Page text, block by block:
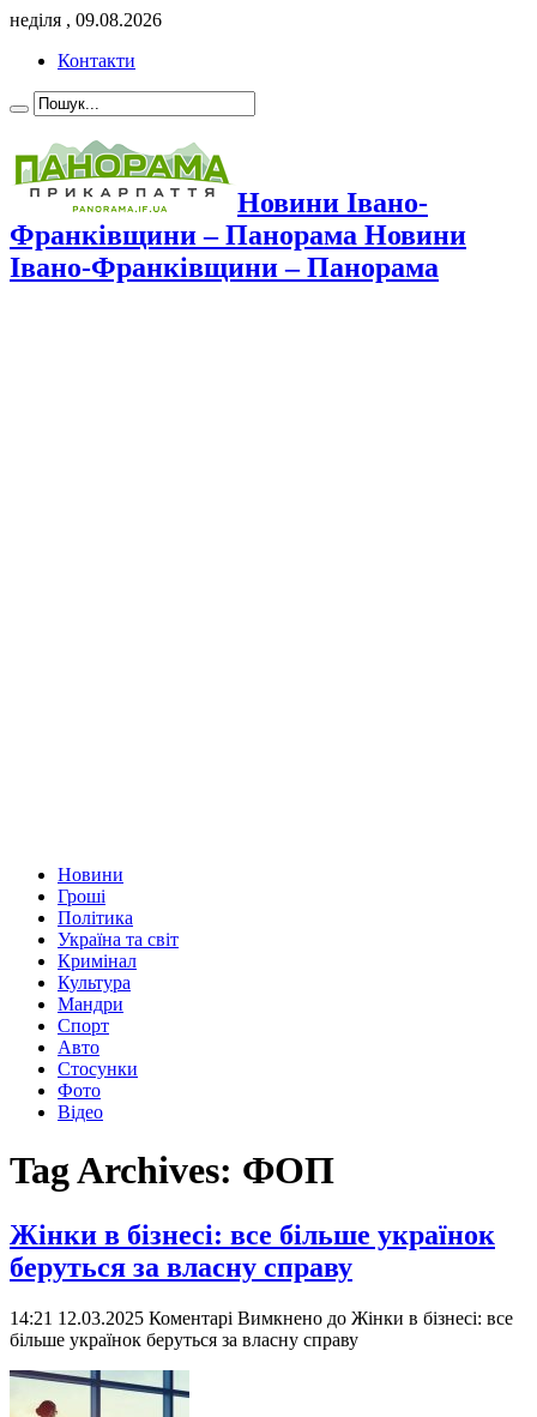
неділя , 09.08.2026
Контакти
Новини Івано-
Франківщини – Панорама Новини
Івано-Франківщини – Панорама
Новини
Гроші
Політика
Україна та світ
Кримінал
Культура
Мандри
Спорт
Авто
Стосунки
Фото
Відео
Tag Archives: ФОП
Жінки в бізнесі: все більше українок
беруться за власну справу
14:21 12.03.2025 Коментарі Вимкнено до Жінки в бізнесі: все
більше українок беруться за власну справу